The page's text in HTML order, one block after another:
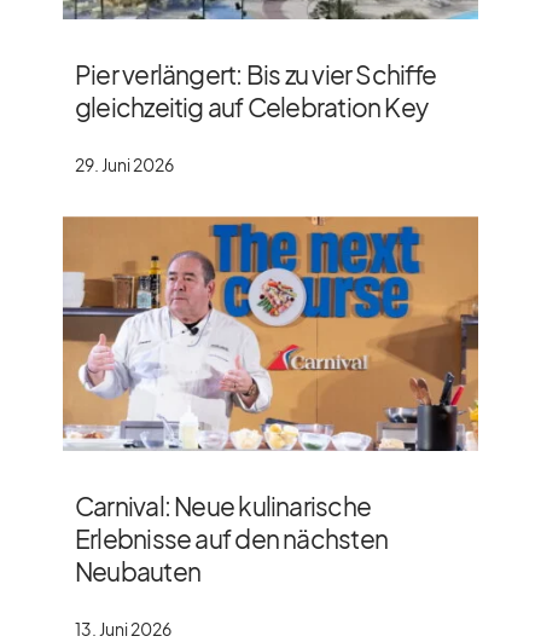
Pier verlängert: Bis zu vier Schiffe
gleichzeitig auf Celebration Key
29. Juni 2026
Carnival: Neue kulinarische
Erlebnisse auf den nächsten
Neubauten
13. Juni 2026